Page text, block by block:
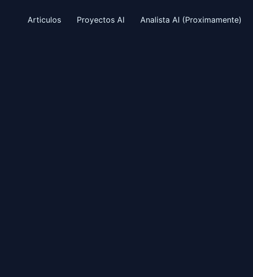
Articulos Proyectos AI Analista AI (Proximamente)